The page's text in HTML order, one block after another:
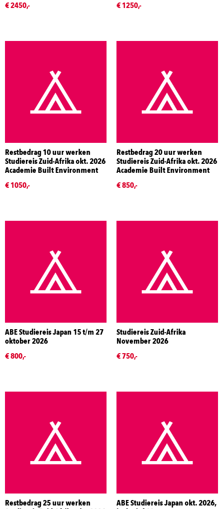
€ 2450,-
€ 1250,-
Restbedrag 10 uur werken
Studiereis Zuid-Afrika okt. 2026
Academie Built Environment
€ 1050,-
Restbedrag 20 uur werken
Studiereis Zuid-Afrika okt. 2026
Academie Built Environment
€ 850,-
ABE Studiereis Japan 15 t/m 27
oktober 2026
€ 800,-
Studiereis Zuid-Afrika
November 2026
€ 750,-
Restbedrag 25 uur werken
ABE Studiereis Japan okt. 2026,